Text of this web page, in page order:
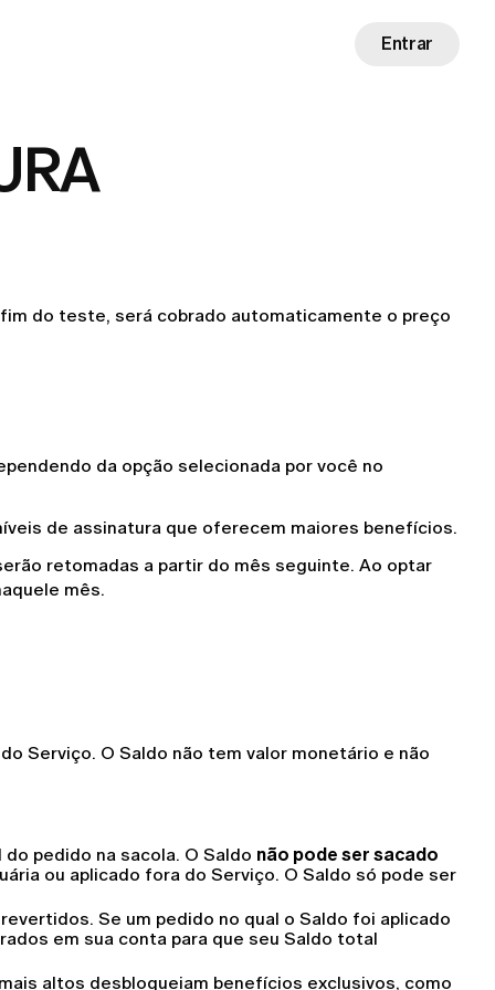
Entrar
do teste, será cobrado automaticamente o preço
da opção selecionada por você no
de assinatura que oferecem maiores benefícios.
retomadas a partir do mês seguinte. Ao optar
mês.
Serviço. O Saldo não tem valor monetário e não
pedido na sacola. O Saldo não pode ser sacado
ou aplicado fora do Serviço. O Saldo só pode ser
Se um pedido no qual o Saldo foi aplicado
em sua conta para que seu Saldo total
altos desbloqueiam benefícios exclusivos, como